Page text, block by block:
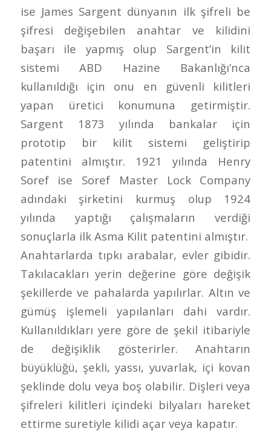
ise James Sargent dünyanın ilk şifreli be
şifresi değişebilen anahtar ve kilidini
başarı ile yapmış olup Sargent’in kilit
sistemi ABD Hazine Bakanlığı’nca
kullanıldığı için onu en güvenli kilitleri
yapan üretici konumuna getirmiştir.
Sargent 1873 yılında bankalar için
prototip bir kilit sistemi geliştirip
patentini almıştır. 1921 yılında Henry
Soref ise Soref Master Lock Company
adındaki şirketini kurmuş olup 1924
yılında yaptığı çalışmaların verdiği
sonuçlarla ilk Asma Kilit patentini almıştır.
Anahtarlarda tıpkı arabalar, evler gibidir.
Takılacakları yerin değerine göre değişik
şekillerde ve pahalarda yapılırlar. Altın ve
gümüş işlemeli yapılanları dahi vardır.
Kullanıldıkları yere göre de şekil itibariyle
de değişiklik gösterirler. Anahtarın
büyüklüğü, şekli, yassı, yuvarlak, içi kovan
şeklinde dolu veya boş olabilir. Dişleri veya
şifreleri kilitleri içindeki bilyaları hareket
ettirme suretiyle kilidi açar veya kapatır.